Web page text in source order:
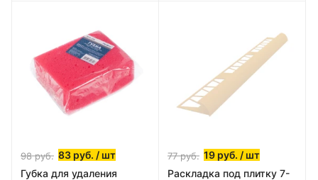
98руб. 83 руб. / шт
Губка для удаления
77руб. 19 руб. / шт
Раскладка под плитку 7-